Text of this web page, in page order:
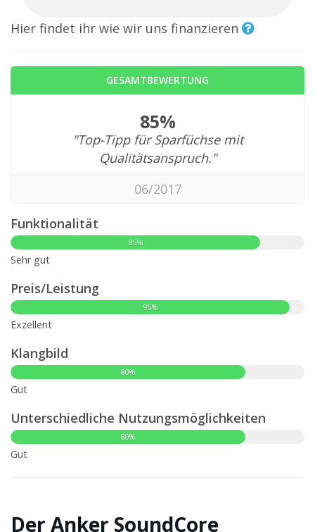
Hier findet ihr wie wir uns finanzieren
GESAMTBEWERTUNG
85%
"Top-Tipp für Sparfüchse mit
Qualitätsanspruch."
06/2017
Funktionalität
85%
Sehr gut
Preis/Leistung
95%
Exzellent
Klangbild
80%
Gut
Unterschiedliche Nutzungsmöglichkeiten
80%
Gut
Der Anker SoundCore